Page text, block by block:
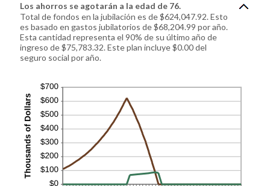
Los ahorros se agotarán a la edad de 76.
Total de fondos en la jubilación es de $624,047.92. Esto
es basado en gastos jubilatorios de $68,204.99 por año.
Esta cantidad representa el 90% de su último año de
ingreso de $75,783.32. Este plan incluye $0.00 del
seguro social por año.